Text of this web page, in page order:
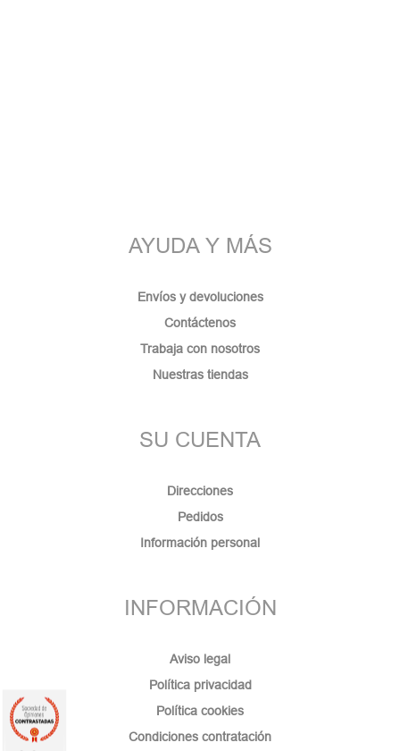
AYUDA Y MÁS
Envíos y devoluciones
Contáctenos
Trabaja con nosotros
Nuestras tiendas
SU CUENTA
Direcciones
Pedidos
Información personal
INFORMACIÓN
Aviso legal
Política privacidad
Política cookies
Condiciones contratación